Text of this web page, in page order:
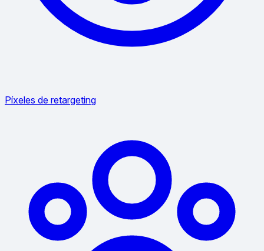
Píxeles de retargeting